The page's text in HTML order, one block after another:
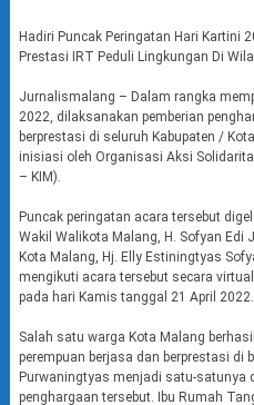
Hadiri Puncak Peringatan Hari Kartini
Prestasi IRT Peduli Lingkungan Di
Jurnalismalang – Dalam rangka
2022, dilaksanakan pemberian
berprestasi di seluruh Kabupaten /
inisiasi oleh Organisasi Aksi
– KIM).
Puncak peringatan acara tersebut
Wakil Walikota Malang, H. Sofyan Edi
Kota Malang, Hj. Elly Estiningtyas
mengikuti acara tersebut secara
pada hari Kamis tanggal 21 April 2022.
Salah satu warga Kota Malang
perempuan berjasa dan berprestasi di
Purwaningtyas menjadi satu-satunya
penghargaan tersebut. Ibu Rumah